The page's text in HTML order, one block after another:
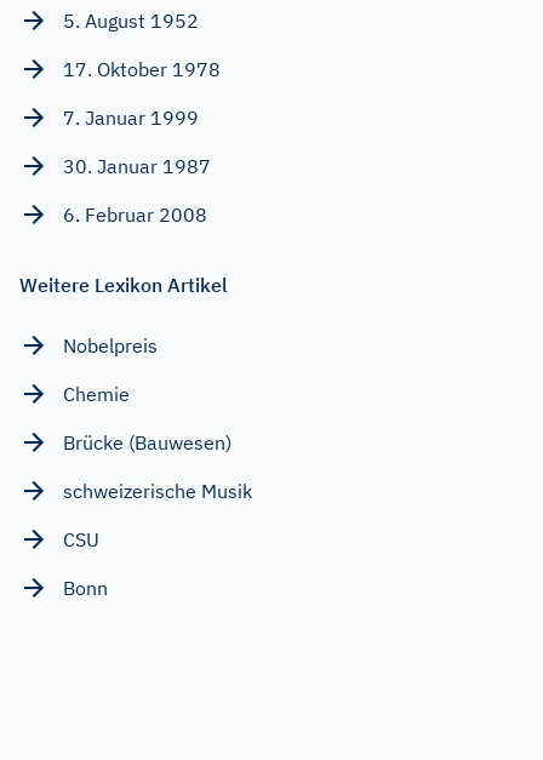
5. August 1952
17. Oktober 1978
7. Januar 1999
30. Januar 1987
6. Februar 2008
Weitere Lexikon Artikel
Nobelpreis
Chemie
Brücke (Bauwesen)
schweizerische Musik
CSU
Bonn